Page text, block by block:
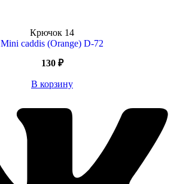
Крючок 14
Mini caddis (Orange) D-72
130 ₽
В корзину